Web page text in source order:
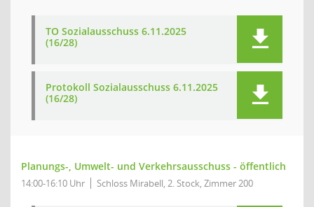
TO Sozialausschuss 6.11.2025
(16/28)
Protokoll Sozialausschuss 6.11.2025
(16/28)
Planungs-, Umwelt- und Verkehrsausschuss - öffentlich
14:00-16:10 Uhr Schloss Mirabell, 2. Stock, Zimmer 200